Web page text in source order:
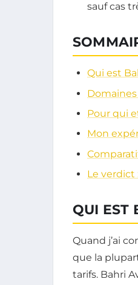
sauf cas
Qui est
Pour qui
Mon
Le verdict
QUI EST
Quand j’ai
que la
tarifs. Bahri